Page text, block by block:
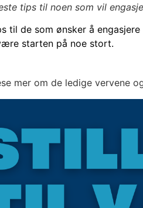
tips til noen som vil
til de som ønsker å
starten på noe stort.
mer om de ledige vervene